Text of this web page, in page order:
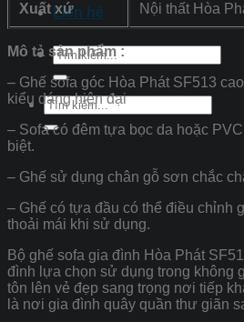
Liên hệ
Tìm
kiếm:
Tìm
kiếm:
Xuất xứ Nội thất Hòa
Mô tả sản phẩm :
– Ghế sofa góc Hòa Phát SF513
kiểu dáng hiện đại
– Sofa có đêm tựa bọc da hoặc
biệt.
– Ghế sử dụng chân gỗ sơn chắc
– Ghế có tựa đầu có thể điều chỉnh
thoải mái khi sử dụng.
Bộ ghế sofa gia đình Hòa Phát
đình lựa chọn sử dụng trong không
tôn lên vẻ đẹp sang trọng nơi tiếp
là nơi gia đình quây quần thư giãn